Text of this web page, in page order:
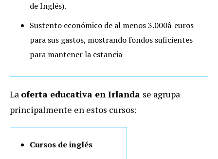
de Inglés).
Sustento económico de al menos 3.000â¯euros
para sus gastos, mostrando fondos suficientes
para mantener la estancia
La oferta educativa en Irlanda se agrupa
principalmente en estos cursos:
Cursos de inglés